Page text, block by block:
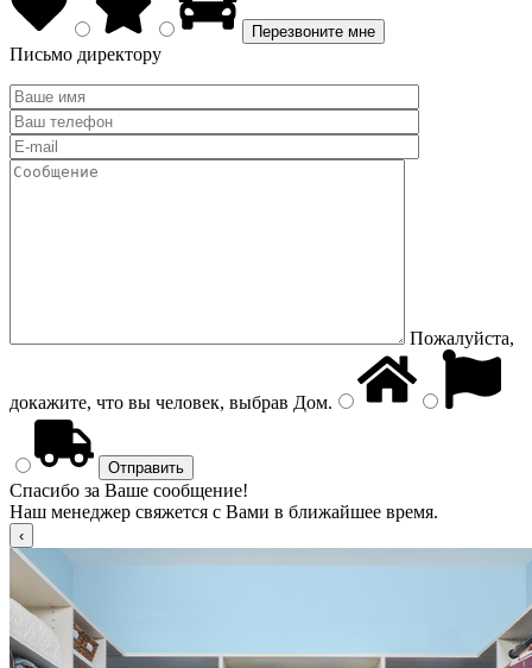
Письмо директору
Пожалуйста,
докажите, что вы человек, выбрав Дом.
Спасибо за Ваше сообщение!
Наш менеджер свяжется с Вами в ближайшее время.